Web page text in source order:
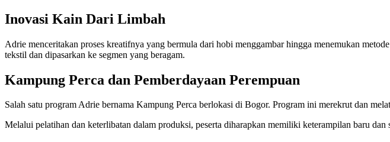
Inovasi Kain Dari Limbah
Adrie menceritakan proses kreatifnya yang bermula dari hobi menggambar hingga menemukan
tekstil dan dipasarkan ke segmen yang beragam.
Kampung Perca dan Pemberdayaan Perempuan
Salah satu program Adrie bernama Kampung Perca berlokasi di Bogor. Program ini merekrut dan
Melalui pelatihan dan keterlibatan dalam produksi, peserta diharapkan memiliki keterampilan baru dan